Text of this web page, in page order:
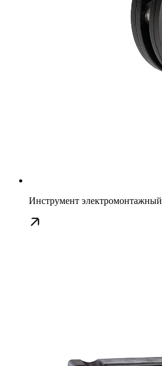
Инструмент электромонтажный